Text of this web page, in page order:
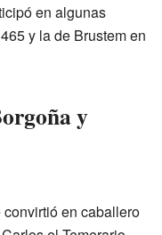
en algunas
y la de Brustem en
y
en caballero